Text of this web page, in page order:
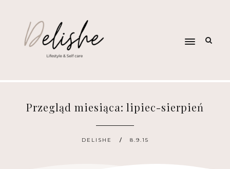
Przegląd miesiąca: lipiec-sierpień
DELISHE 8.9.15